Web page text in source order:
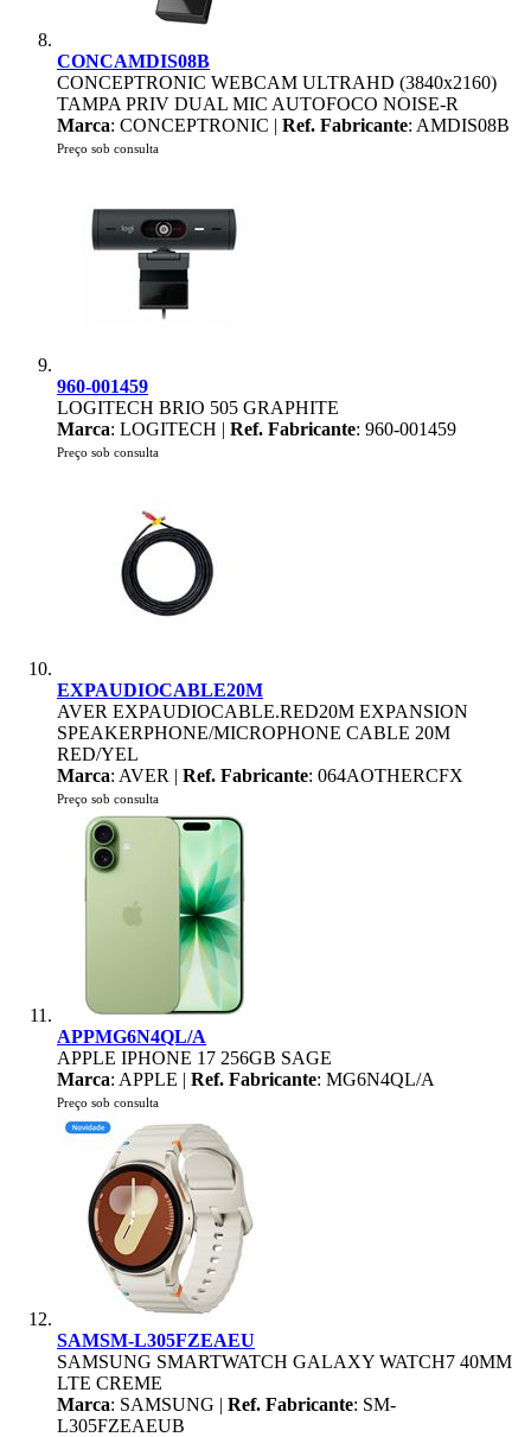
CONCAMDIS08B
CONCEPTRONIC WEBCAM ULTRAHD (3840x2160)
TAMPA PRIV DUAL MIC AUTOFOCO NOISE-R
Marca: CONCEPTRONIC | Ref. Fabricante: AMDIS08B
Preço sob consulta
960-001459
LOGITECH BRIO 505 GRAPHITE
Marca: LOGITECH | Ref. Fabricante: 960-001459
Preço sob consulta
EXPAUDIOCABLE20M
AVER EXPAUDIOCABLE.RED20M EXPANSION
SPEAKERPHONE/MICROPHONE CABLE 20M
RED/YEL
Marca: AVER | Ref. Fabricante: 064AOTHERCFX
Preço sob consulta
APPMG6N4QL/A
APPLE IPHONE 17 256GB SAGE
Marca: APPLE | Ref. Fabricante: MG6N4QL/A
Preço sob consulta
SAMSM-L305FZEAEU
SAMSUNG SMARTWATCH GALAXY WATCH7 40MM
LTE CREME
Marca: SAMSUNG | Ref. Fabricante: SM-
L305FZEAEUB